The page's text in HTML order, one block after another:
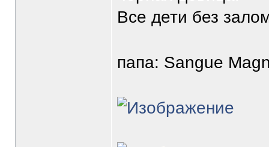
Все дети без
папа: Sangue